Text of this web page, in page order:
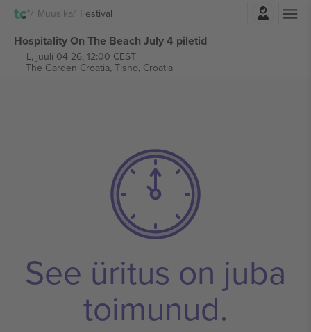
Muusika Festival
Hospitality On The Beach July 4 piletid
L, juuli 04 26, 12:00 CEST
The Garden Croatia, Tisno, Croatia
See üritus on juba
toimunud.